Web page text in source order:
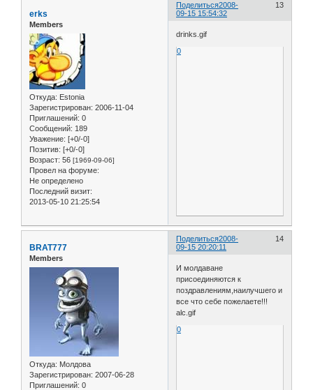
Поделиться 13
2008-
09-15 15:54:32
erks
Members
Откуда: Estonia
Зарегистрирован: 2006-11-04
Приглашений: 0
Сообщений: 189
Уважение: [+0/-0]
Позитив: [+0/-0]
Возраст: 56 [1969-09-06]
Провел на форуме:
Не определено
Последний визит:
2013-05-10 21:25:54
drinks.gif
0
Поделиться 14
2008-
09-15 20:20:11
BRAT777
Members
Откуда: Молдова
Зарегистрирован: 2007-06-28
Приглашений: 0
И молдаване
присоединяются к
поздравлениям,наилучшего и
все что себе пожелаете!!!
alc.gif
0